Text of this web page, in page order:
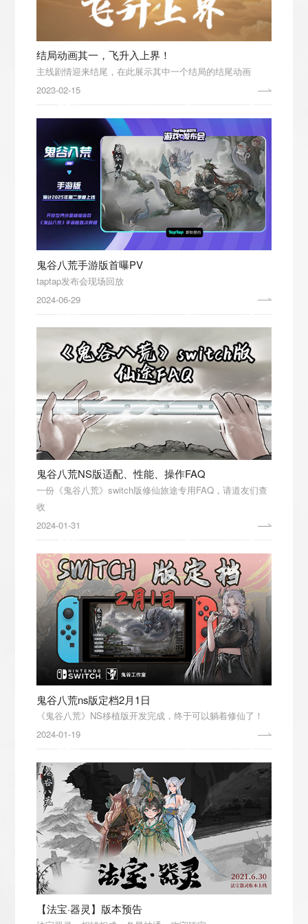
结局动画其一，飞升入上界！
主线剧情迎来结尾，在此展示其中一个结局的结尾动画
2023-02-15
鬼谷八荒手游版首曝PV
taptap发布会现场回放
2024-06-29
鬼谷八荒NS版适配、性能、操作FAQ
一份《鬼谷八荒》switch版修仙旅途专用FAQ，请道友们查
2024-01-31
鬼谷八荒ns版定档2月1日
《鬼谷八荒》NS移植版开发完成，终于可以躺着修仙了！
2024-01-19
【法宝·器灵】版本预告